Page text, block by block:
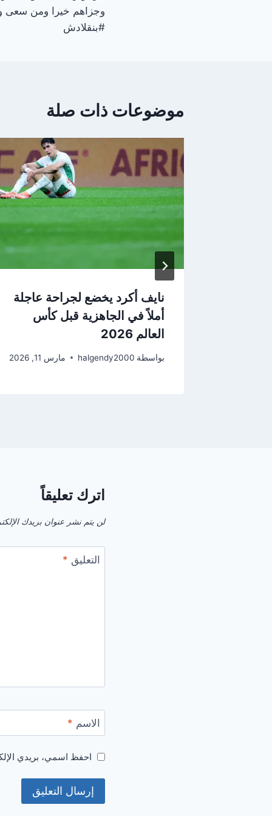
وجزاهم خيرا ومن سعى
#بنقلادش
موضوعات ذات صلة
نايف أكرد يخضع لجراحة عاجلة
أملاً في الجاهزية قبل كأس
العالم 2026
بواسطة halgendy2000 مارس 11, 2026
اترك تعليقاً
لن يتم نشر عنوان بريدك
التعليق *
الاسم *
احفظ اسمي، بريدي